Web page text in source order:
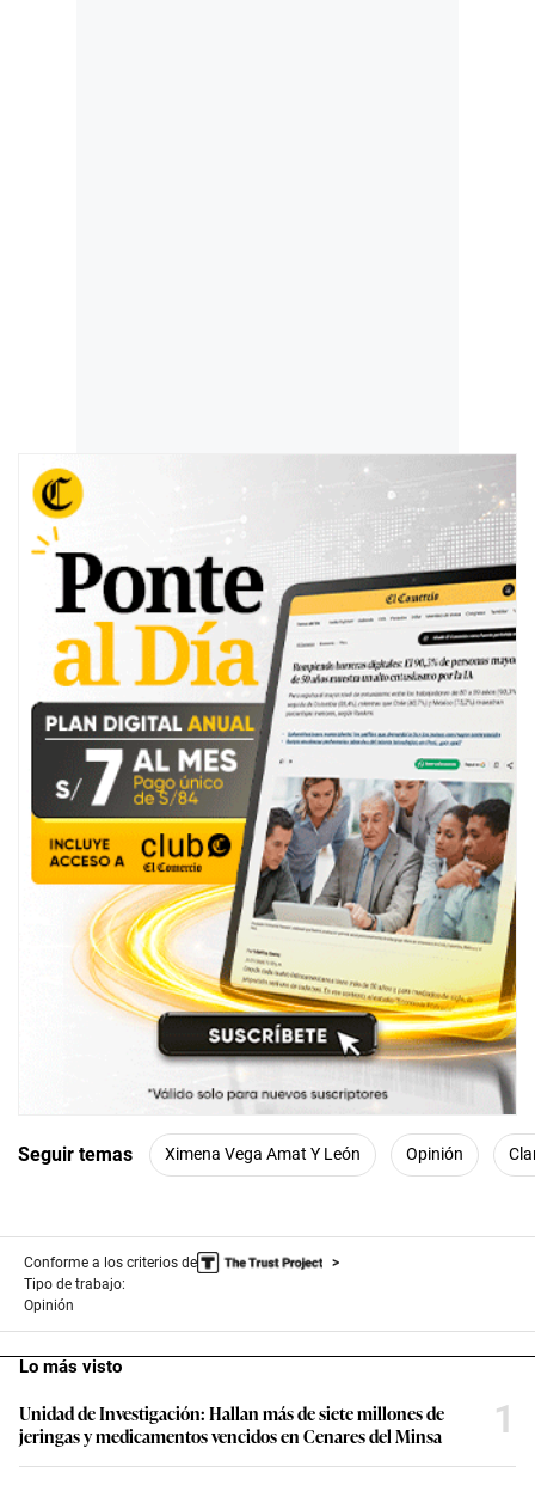
Seguir temas Ximena Vega Amat Y León Opinión
Conforme a los criterios de
Tipo de trabajo:
Opinión
Lo más visto
Unidad de Investigación: Hallan más de siete millones de
jeringas y medicamentos vencidos en Cenares del Minsa
1